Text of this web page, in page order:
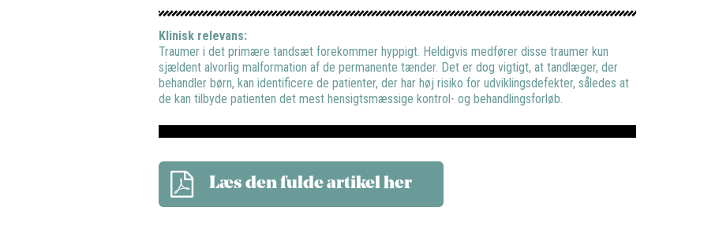
Klinisk relevans:
Traumer i det primære tandsæt forekommer hyppigt. Heldigvis medfører disse traumer kun
sjældent alvorlig malformation af de permanente tænder. Det er dog vigtigt, at tandlæger, der
behandler børn, kan identificere de patienter, der har høj risiko for udviklingsdefekter, således at
de kan tilbyde patienten det mest hensigtsmæssige kontrol- og behandlingsforløb.
Læs den fulde artikel her